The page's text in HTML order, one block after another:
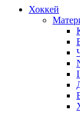
Хоккей